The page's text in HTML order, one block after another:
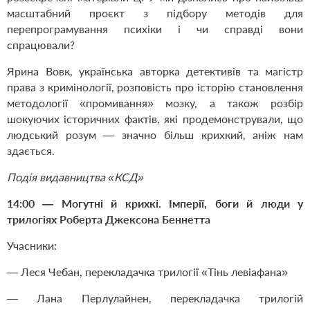
масштабний проєкт з підбору методів для
перепрограмування психіки і чи справді вони
спрацювали?
Ярина Вовк, українська авторка детективів та магістр
права з кримінології, розповість про історію становлення
методології «промивання» мозку, а також розбір
шокуючих історичних фактів, які продемонстрували, що
людський розум — значно більш крихкий, аніж нам
здається.
Подія видавництва «КСД»
14:00 — Могутні й крихкі. Імперії, боги й люди у
трилогіях Роберта Джексона Беннетта
Учасники:
— Леся Чебан, перекладачка трилогії «Тінь левіафана»
— Лана Перлулайнен, перекладачка трилогій